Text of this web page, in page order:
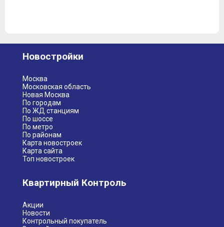
Новостройки
Москва
Московская область
Новая Москва
По городам
По ЖД станциям
По шоссе
По метро
По районам
Карта новостроек
Карта сайта
Топ новостроек
Квартирный Контроль
Акции
Новости
Контрольный покупатель